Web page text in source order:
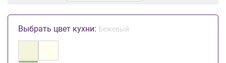
Выбрать цвет кухни: Бежевый
порядке